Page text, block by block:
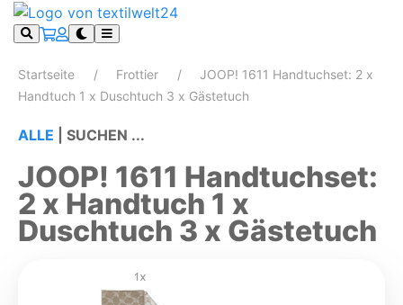
Startseite Frottier
JOOP! 1611 Handtuchset: 2 x
Handtuch 1 x Duschtuch 3 x Gästetuch
ALLE SUCHEN ...
JOOP! 1611 Handtuchset:
2 x Handtuch 1 x
Duschtuch 3 x Gästetuch